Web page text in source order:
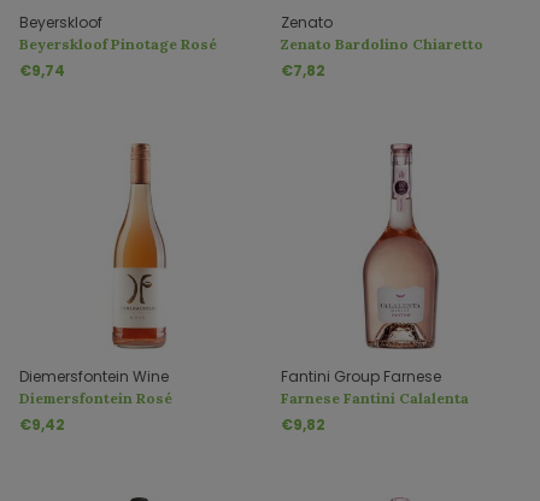
Beyerskloof
Beyerskloof Pinotage Rosé
€9,74
Zenato
Zenato Bardolino Chiaretto
Rosé
€7,82
Diemersfontein Wine
Diemersfontein Rosé
€9,42
Fantini Group Farnese
Farnese Fantini Calalenta
Merlot Rosé
€9,82